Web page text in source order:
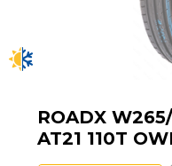
ROADX
AT21 110T